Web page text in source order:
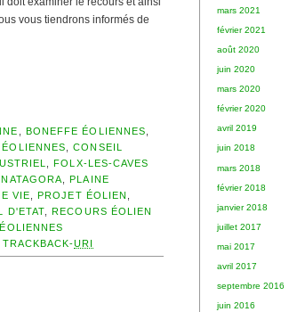
mars 2021
février 2021
août 2020
juin 2020
mars 2020
février 2020
avril 2019
juin 2018
mars 2018
février 2018
janvier 2018
juillet 2017
mai 2017
avril 2017
septembre 2016
juin 2016
vous tiendrons informés de
BONEFFE ÉOLIENNES
,CONSEIL
,FOLX-LES-CAVES
,NATAGORA ,PLAINE
VIE ,PROJET ÉOLIEN
D'ETAT ,RECOURS ÉOLIEN
TRACKBACK-URI